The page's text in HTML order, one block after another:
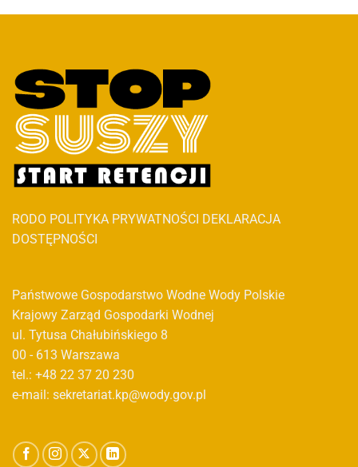
RODO POLITYKA PRYWATNOŚCI DEKLARACJA
DOSTĘPNOŚCI
Państwowe Gospodarstwo Wodne Wody Polskie
Krajowy Zarząd Gospodarki Wodnej
ul. Tytusa Chałubińskiego 8
00 - 613 Warszawa
tel.: +48 22 37 20 230
e-mail: sekretariat.kp@wody.gov.pl